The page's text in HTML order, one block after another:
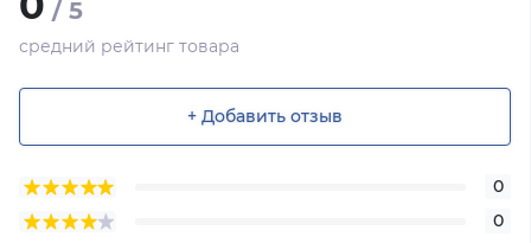
/ 5
средний рейтинг товара
+ Добавить отзыв
0
0